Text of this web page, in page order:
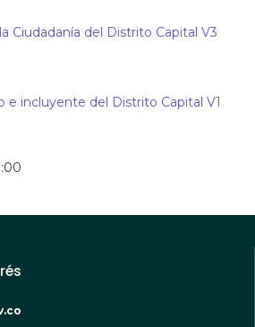
Ciudadanía del Distrito Capital V3
e incluyente del Distrito Capital V1